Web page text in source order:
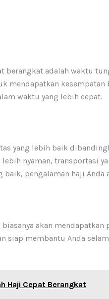
berangkat adalah waktu
kesempatan
waktu yang lebih cepat.
yang lebih baik
nyaman, transportasi
pengalaman haji Anda
akan mendapatkan
siap membantu Anda
Haji Cepat Berangkat